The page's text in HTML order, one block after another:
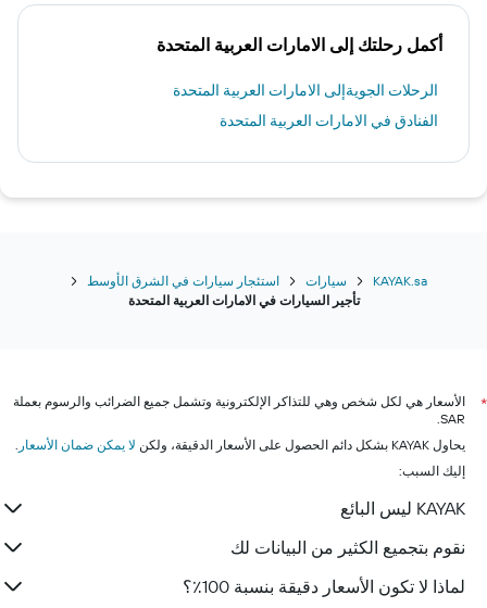
أكمل رحلتك إلى الامارات العربية المتحدة
الرحلات الجويةإلى الامارات العربية المتحدة
الفنادق في الامارات العربية المتحدة
KAYAK.sa سيارات
استئجار سيارات في الشرق الأوسط
تأجير السيارات في الامارات العربية المتحدة
*
الأسعار هي لكل شخص وهي للتذاكر الإلكترونية وتشمل جميع الضرائب والرسوم بعملة
SAR.
يحاول KAYAK بشكل دائم الحصول على الأسعار الدقيقة، ولكن
لا يمكن ضمان الأسعار
إليك السبب:
KAYAK ليس البائع
نقوم بتجميع الكثير من البيانات لك
لماذا لا تكون الأسعار دقيقة بنسبة 100٪؟